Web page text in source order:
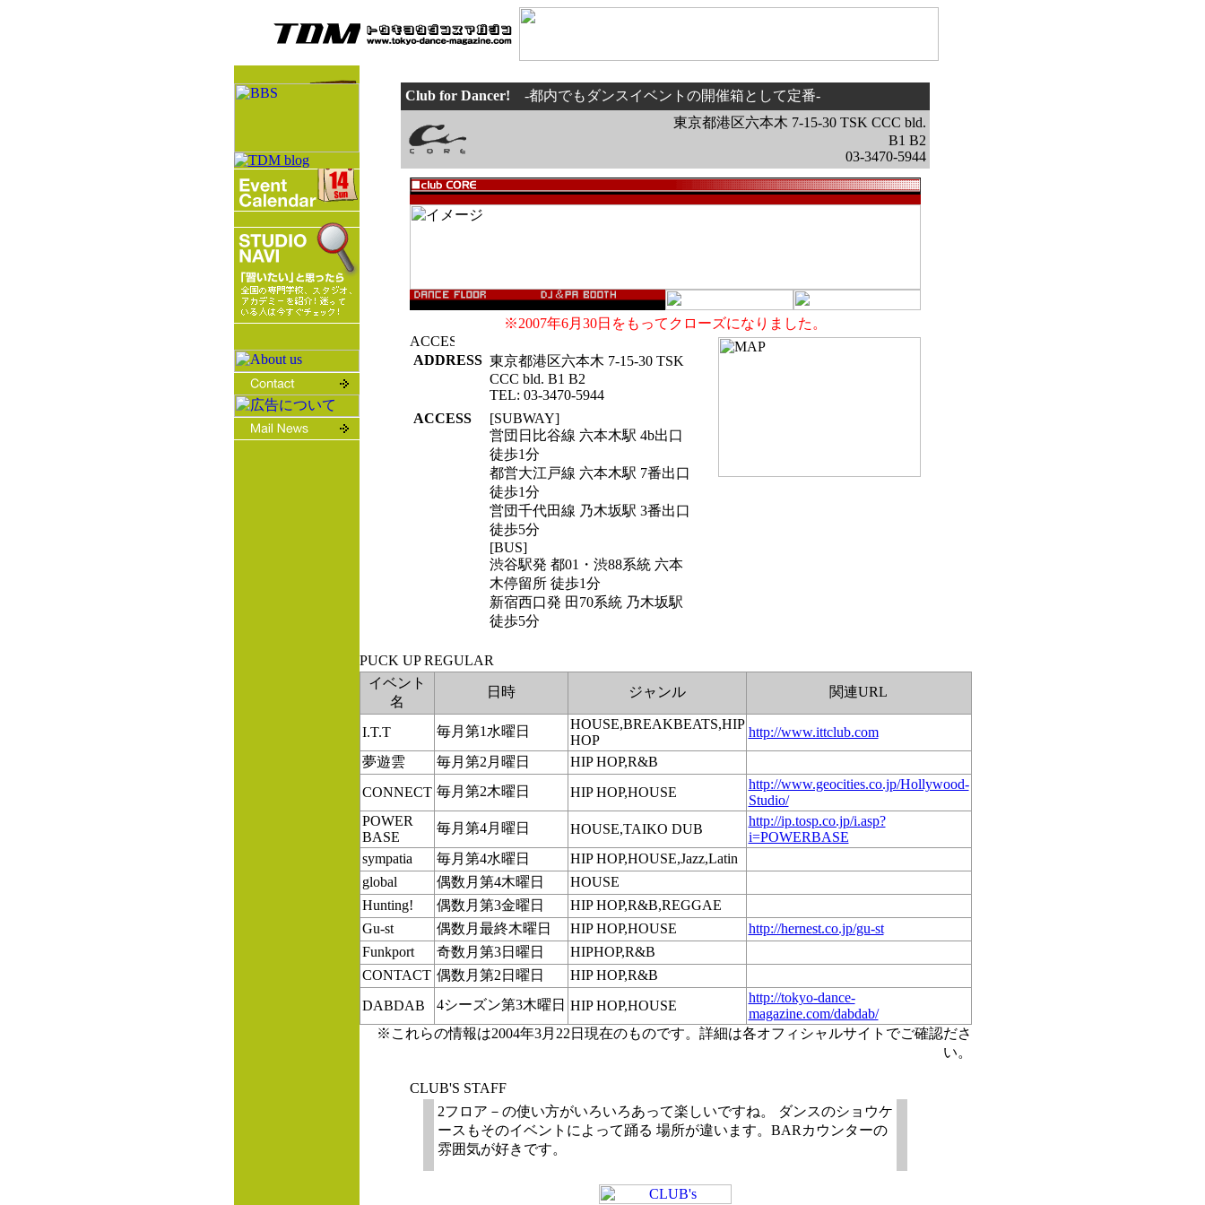
Club for Dancer! -都内でもダンスイベントの開催箱として定番-
東京都港区六本木 7-15-30 TSK CCC bld.
B1 B2
03-3470-5944
※2007年6月30日をもってクローズになりました。
ADDRESS 東京都港区六本木 7-15-30 TSK
CCC bld. B1 B2
TEL: 03-3470-5944
ACCESS
[SUBWAY]
営団日比谷線 六本木駅 4b出口
徒歩1分
都営大江戸線 六本木駅 7番出口
徒歩1分
営団千代田線 乃木坂駅 3番出口
徒歩5分
[BUS]
渋谷駅発 都01・渋88系統 六本
木停留所 徒歩1分
新宿西口発 田70系統 乃木坂駅
徒歩5分
イベント
名
日時 ジャンル 関連URL
I.T.T 毎月第1水曜日
HOUSE,BREAKBEATS,HIP
HOP
http://www.ittclub.com
夢遊雲
毎月第2月曜日
HIP HOP,R&B
CONNECT 毎月第2木曜日 HIP HOP,HOUSE
http://www.geocities.co.jp/Hollywood-
Studio/
POWER
BASE
毎月第4月曜日 HOUSE,TAIKO DUB
http://ip.tosp.co.jp/i.asp?
i=POWERBASE
sympatia
毎月第4水曜日
HIP HOP,HOUSE,Jazz,Latin
global
偶数月第4木曜日
HOUSE
Hunting!
偶数月第3金曜日
HIP HOP,R&B,REGGAE
Gu-st
偶数月最終木曜日 HIP HOP,HOUSE
http://hernest.co.jp/gu-st
Funkport
奇数月第3日曜日
HIPHOP,R&B
CONTACT 偶数月第2日曜日
HIP HOP,R&B
DABDAB
4シーズン第3木曜日 HIP HOP,HOUSE
http://tokyo-dance-
magazine.com/dabdab/
※これらの情報は2004年3月22日現在のものです。詳細は各オフィシャルサイトでご確認ださ
い。
2フロア－の使い方がいろいろあって楽しいですね。 ダンスのショウケ
ースもそのイベントによって踊る 場所が違います。BARカウンターの
雰囲気が好きです。